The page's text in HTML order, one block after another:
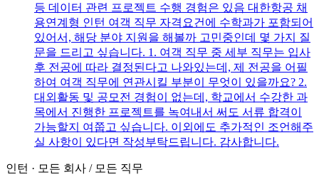
등 데이터 관련 프로젝트 수행 경험은 있음 대한항공 채
용연계형 인턴 여객 직무 자격요건에 수학과가 포함되어
있어서, 해당 분야 지원을 해볼까 고민중인데 몇 가지 질
문을 드리고 싶습니다. 1. 여객 직무 중 세부 직무는 입사
후 전공에 따라 결정된다고 나와있는데, 제 전공을 어필
하여 여객 직무에 연관시킬 부분이 무엇이 있을까요? 2.
대외활동 및 공모전 경험이 없는데, 학교에서 수강한 과
목에서 진행한 프로젝트를 녹여내서 써도 서류 합격이
가능할지 여쭙고 싶습니다. 이외에도 추가적인 조언해주
실 사항이 있다면 작성부탁드립니다. 감사합니다.
인턴 · 모든 회사 / 모든 직무